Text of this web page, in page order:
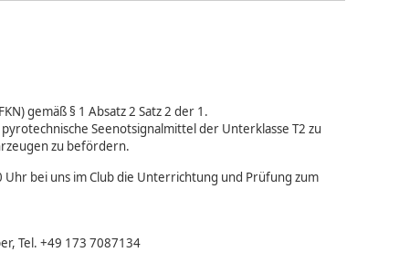
gemäß § 1 Absatz 2 Satz 2 der 1.
Seenotsignalmittel der Unterklasse T2 zu
zu befördern.
bei uns im Club die Unterrichtung und Prüfung zum
Tel. +49 173 7087134